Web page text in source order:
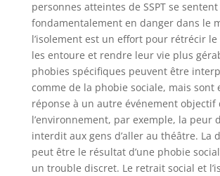
personnes atteintes de SSPT se sentent
fondamentalement en danger dans le
l’isolement est un effort pour rétrécir
les entoure et rendre leur vie plus
phobies spécifiques peuvent être
comme de la phobie sociale, mais sont
réponse à un autre événement objectif
l’environnement, par exemple, la peur
interdit aux gens d’aller au théâtre. La
peut être le résultat d’une phobie
un trouble discret. Le retrait social et